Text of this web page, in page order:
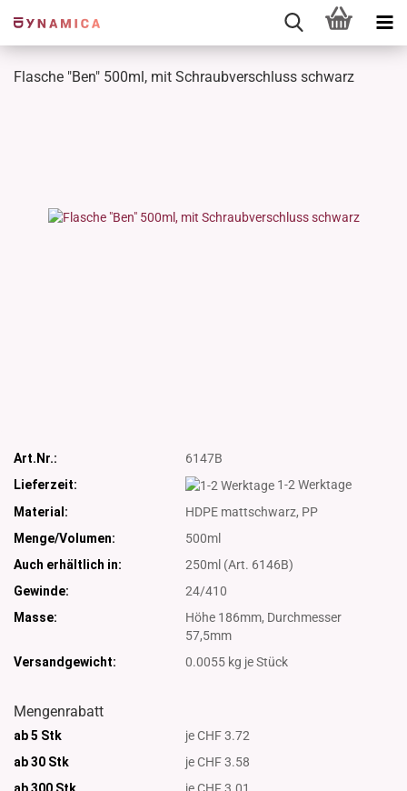
Flasche "Ben" 500ml, mit Schraubverschluss schwarz
Art.Nr.:
6147B
Lieferzeit:
1-2 Werktage
Material:
HDPE mattschwarz, PP
Menge/Volumen:
500ml
Auch erhältlich in:
250ml (Art. 6146B)
Gewinde:
24/410
Masse:
Höhe 186mm, Durchmesser
57,5mm
Versandgewicht:
0.0055 kg je Stück
Mengenrabatt
ab 5 Stk
je CHF 3.72
ab 30 Stk
je CHF 3.58
ab 300 Stk
je CHF 3.01